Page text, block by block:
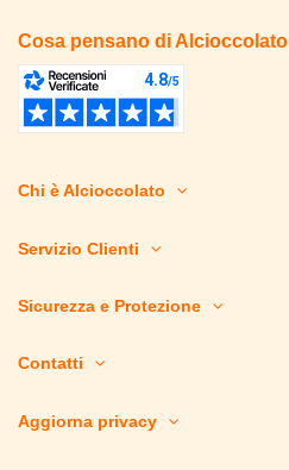
Cosa pensano di Alcioccolato
Chi è Alcioccolato
Servizio Clienti
Sicurezza e Protezione
Contatti
Aggiorna privacy